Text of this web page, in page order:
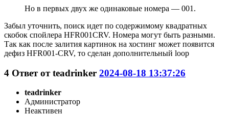
Но в первых двух же одинаковые номера — 001.
Забыл уточнить, поиск идет по содержимому квадратных
скобок спойлера HFR001CRV. Номера могут быть разными.
Так как после залития картинок на хостинг может появится
дефиз HFR001-CRV, то сделан дополнительный loop
4 Ответ отteadrinker 2024-08-18 13:37:26
teadrinker
Администратор
Неактивен